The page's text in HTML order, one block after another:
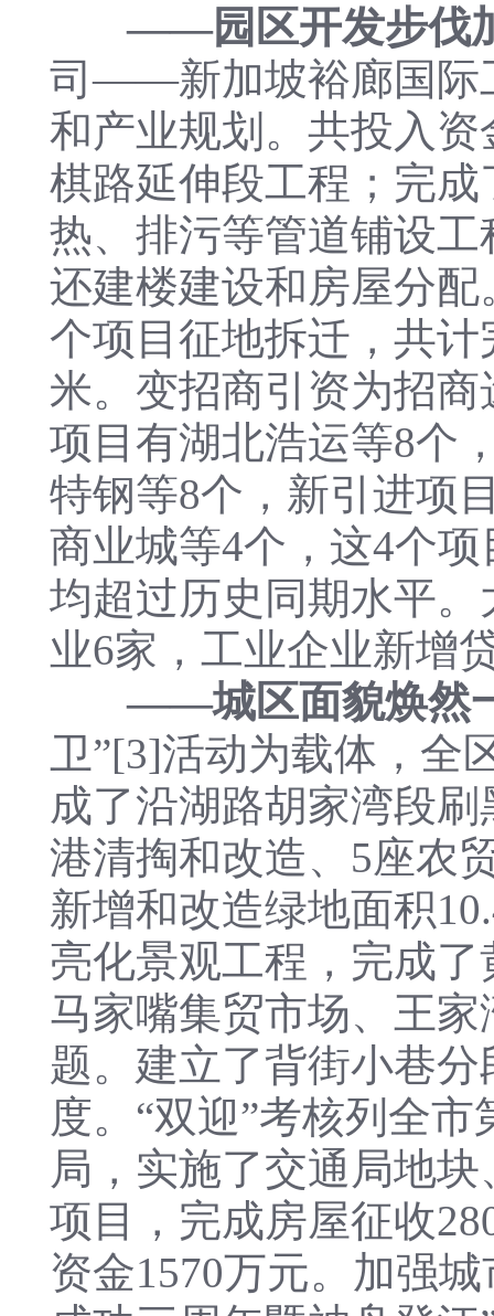
——园区开发步伐
司——新加坡裕廊国际
和产业规划。共投入
棋路延伸段工程；完
热、排污等管道铺设
还建楼建设和房屋分
个项目征地拆迁，共计
米。变招商引资为招
项目有湖北浩运等8个
特钢等8个，新引进项
商业城等4个，这4个
均超过历史同期水平
业6家，工业企业新增
——城区面貌焕然
卫”[3]活动为载体，全
成了沿湖路胡家湾段
港清掏和改造、5座农
新增和改造绿地面积
亮化景观工程，完成
马家嘴集贸市场、王
题。建立了背街小巷
度。“双迎”考核列全
局，实施了交通局地
项目，完成房屋征收
资金1570万元。加强